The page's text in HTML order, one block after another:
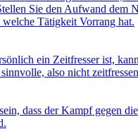
Sie den Aufwand dem
Tätigkeit Vorrang hat.
ein Zeitfresser ist,
also nicht
dass der Kampf gegen